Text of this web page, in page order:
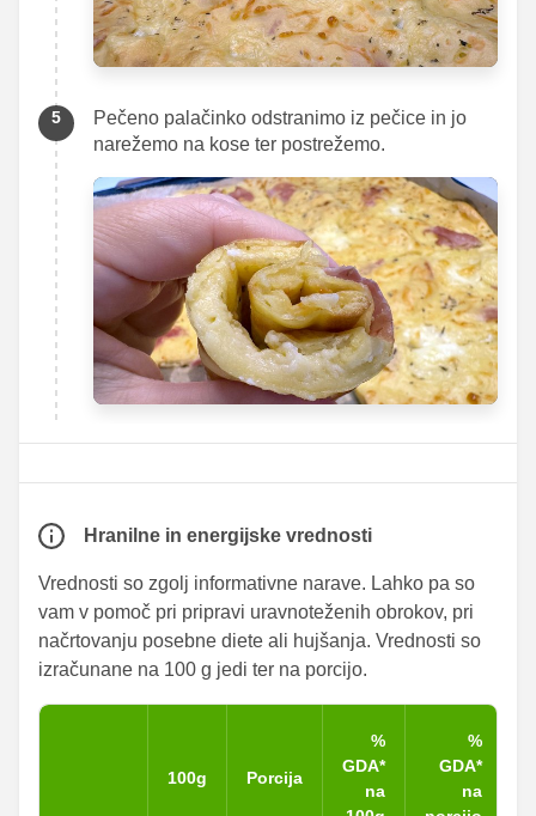
Pečeno palačinko odstranimo iz pečice in jo
narežemo na kose ter postrežemo.
Hranilne in energijske vrednosti
Vrednosti so zgolj informativne narave. Lahko pa so
vam v pomoč pri pripravi uravnoteženih obrokov, pri
načrtovanju posebne diete ali hujšanja. Vrednosti so
izračunane na 100 g jedi ter na porcijo.
100g Porcija
%
GDA*
na
%
GDA*
na